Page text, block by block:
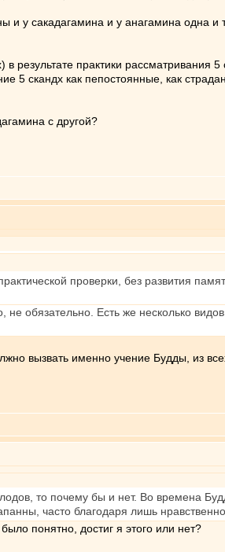
и у сакадагамина и у анагамина одна
практики рассматривания 5
5 скандх как пепостоянные, как
с другой?
проверки, без развития
не обязательно. Есть же несколько
вызвать именно учение Будды, из
то почему бы и нет. Во времена
часто благодаря лишь
понятно, достиг я этого или нет?